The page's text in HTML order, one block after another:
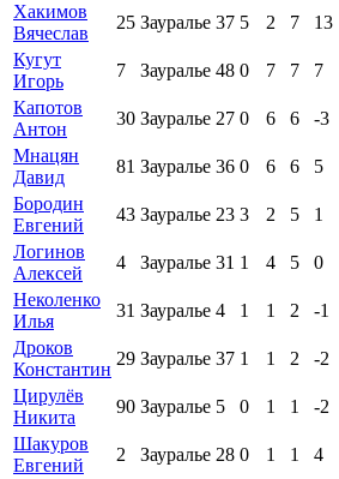
Хакимов
Вячеслав
25 Зауралье 37 5 2 7 13
Кугут
Игорь
7 Зауралье 48 0 7 7 7
Капотов
Антон
30 Зауралье 27 0 6 6 -3
Мнацян
Давид
81 Зауралье 36 0 6 6 5
Бородин
Евгений
43 Зауралье 23 3 2 5 1
Логинов
Алексей
4 Зауралье 31 1 4 5 0
Неколенко
Илья
31 Зауралье 4 1 1 2 -1
Дроков
Константин
29 Зауралье 37 1 1 2 -2
Цирулёв
Никита
90 Зауралье 5 0 1 1 -2
Шакуров
Евгений
2 Зауралье 28 0 1 1 4